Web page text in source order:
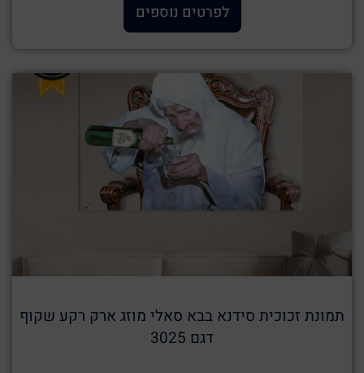
לפרטים נוספים
תמונת זכוכית סידנא בבא סאלי מוזג ארק רקע שקוף
דגם 3025